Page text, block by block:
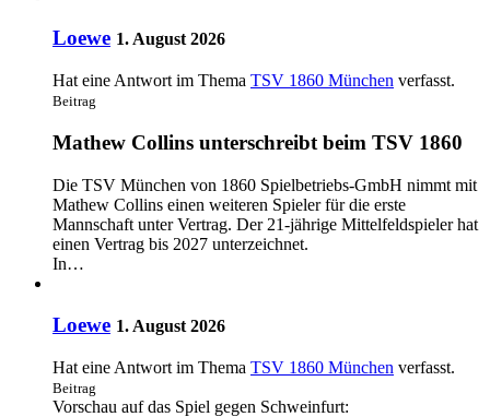
Loewe 1. August 2026
Hat eine Antwort im Thema TSV 1860 München verfasst.
Beitrag
Mathew Collins unterschreibt beim TSV 1860
Die TSV München von 1860 Spielbetriebs-GmbH nimmt mit
Mathew Collins einen weiteren Spieler für die erste
Mannschaft unter Vertrag. Der 21-jährige Mittelfeldspieler hat
einen Vertrag bis 2027 unterzeichnet.
In…
Loewe 1. August 2026
Hat eine Antwort im Thema TSV 1860 München verfasst.
Beitrag
Vorschau auf das Spiel gegen Schweinfurt: